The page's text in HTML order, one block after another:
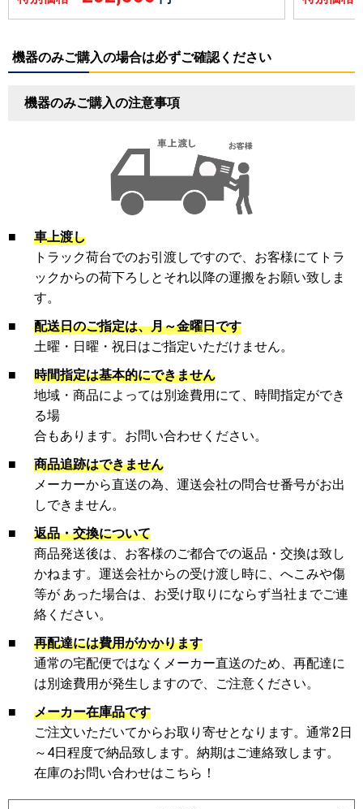
機器のみご購入の場合は必ずご確認ください
機器のみご購入の注意事項
■
車上渡し
トラック荷台でのお引渡しですので、お客様にてトラ
ックからの荷下ろしとそれ以降の運搬をお願い致しま
す。
■
配送日のご指定は、月～金曜日です
土曜・日曜・祝日はご指定いただけません。
■
時間指定は基本的にできません
地域・商品によっては別途費用にて、時間指定ができ
る場
合もあります。お問い合わせください。
■
商品追跡はできません
メーカーから直送の為、運送会社の問合せ番号がお出
しできません。
■
返品・交換について
商品発送後は、お客様のご都合での返品・交換は致し
かねます。運送会社からの受け渡し時に、へこみや傷
等が あった場合は、お受け取りにならず当社までご連
絡ください。
■
再配達には費用がかかります
通常の宅配便ではなくメーカー直送のため、再配達に
は別途費用が発生しますので、ご注意ください。
■
メーカー在庫品です
ご注文いただいてからお取り寄せとなります。通常2日
～4日程度で納品致します。納期はご連絡致します。
在庫のお問い合わせはこちら！